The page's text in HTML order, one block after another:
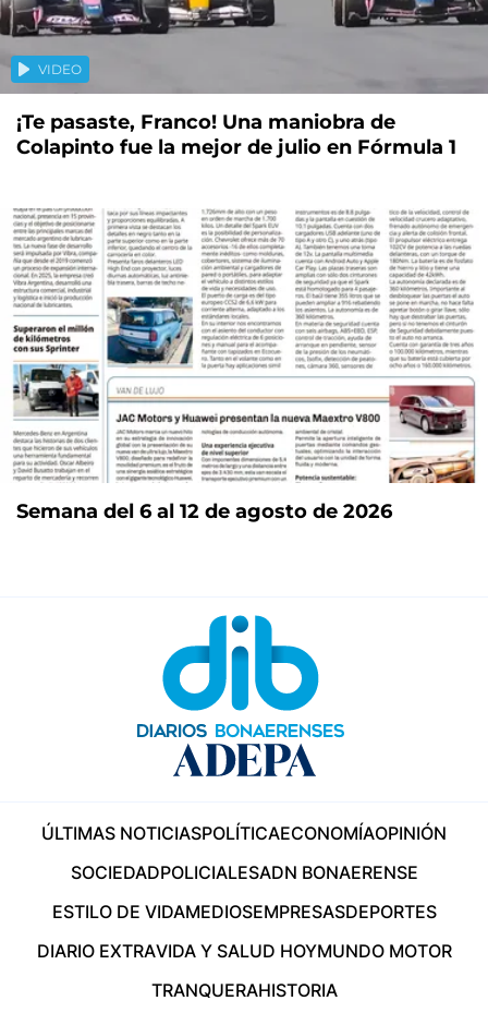
VIDEO
¡Te pasaste, Franco! Una maniobra de
Colapinto fue la mejor de julio en Fórmula 1
Semana del 6 al 12 de agosto de 2026
ÚLTIMAS NOTICIASPOLÍTICAECONOMÍAOPINIÓN
SOCIEDADPOLICIALESADN BONAERENSE
ESTILO DE VIDAMEDIOSEMPRESASDEPORTES
DIARIO EXTRAVIDA Y SALUD HOYMUNDO MOTOR
TRANQUERAHISTORIA